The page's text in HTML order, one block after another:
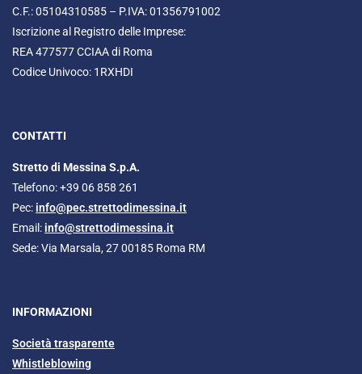
C.F.: 05104310585 – P.IVA: 01356791002
Iscrizione al Registro delle Imprese:
REA 477577 CCIAA di Roma
Codice Univoco: 1RXHDI
CONTATTI
Stretto di Messina S.p.A.
Telefono: +39 06 858 261
Pec: info@pec.strettodimessina.it
Email: info@strettodimessina.it
Sede: Via Marsala, 27 00185 Roma RM
INFORMAZIONI
Società trasparente
Whistleblowing